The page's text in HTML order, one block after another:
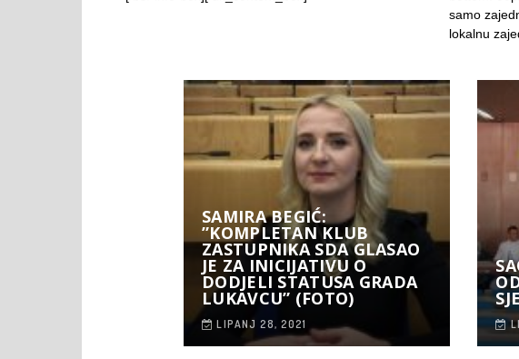
samo
lokalnu
SAMIRA BEGIĆ:
”KOMPLETAN KLUB
ZASTUPNIKA SDA GLASAO
JE ZA INICIJATIVU O
DODJELI STATUSA GRADA
LUKAVCU” (FOTO)
LIPANJ 28, 2021